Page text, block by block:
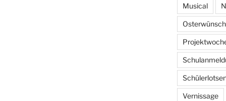
Musical
Vernissage